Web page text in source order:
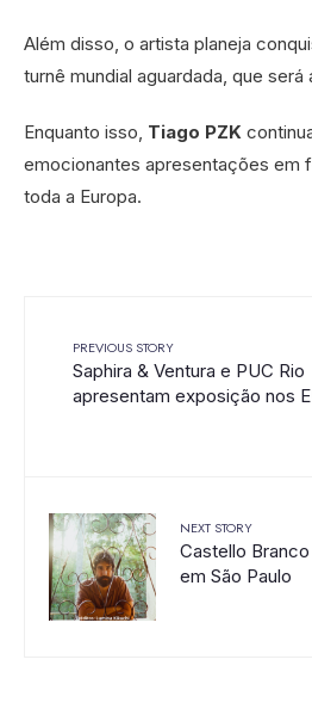
Além disso, o artista planeja
turnê mundial aguardada, que será
Enquanto isso, Tiago PZK
emocionantes apresentações em
toda a Europa.
PREVIOUS STORY
Saphira & Ventura e PUC Rio
apresentam exposição nos
NEXT STORY
Castello
em São Paulo